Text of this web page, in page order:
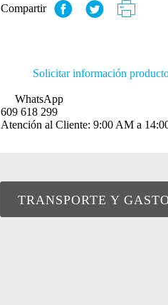
Compartir
Solicitar información
WhatsApp
609 618 299
Atención al Cliente: 9:00 AM a
TRANSPORTE Y